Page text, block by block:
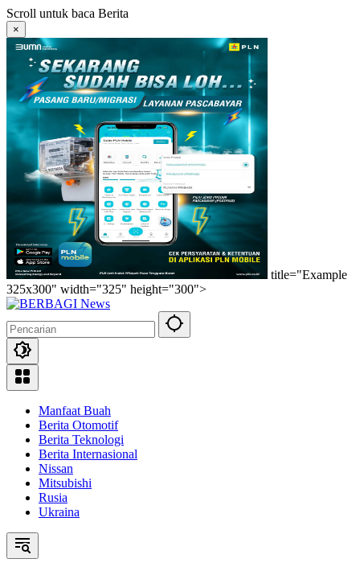
Langsung
ke
konten
Scroll untuk baca Berita
×
title="Example
325x300" width="325" height="300">
Manfaat Buah
Berita Otomotif
Berita Teknologi
Berita Internasional
Nissan
Mitsubishi
Rusia
Ukraina